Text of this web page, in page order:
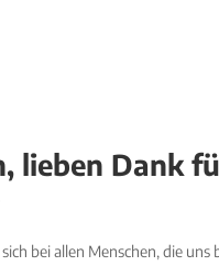
lieben Dank
sich bei allen Menschen, die